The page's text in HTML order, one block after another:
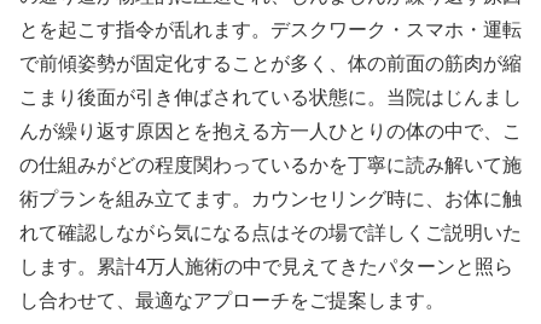
とを起こす指令が乱れます。デスクワーク・スマホ・運転
で前傾姿勢が固定化することが多く、体の前面の筋肉が縮
こまり後面が引き伸ばされている状態に。当院はじんまし
んが繰り返す原因とを抱える方一人ひとりの体の中で、こ
の仕組みがどの程度関わっているかを丁寧に読み解いて施
術プランを組み立てます。カウンセリング時に、お体に触
れて確認しながら気になる点はその場で詳しくご説明いた
します。累計4万人施術の中で見えてきたパターンと照ら
し合わせて、最適なアプローチをご提案します。